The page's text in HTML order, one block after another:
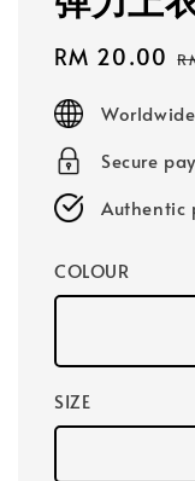
Sale
RM 20.00
Secure
Authentic
COLOUR
SIZE